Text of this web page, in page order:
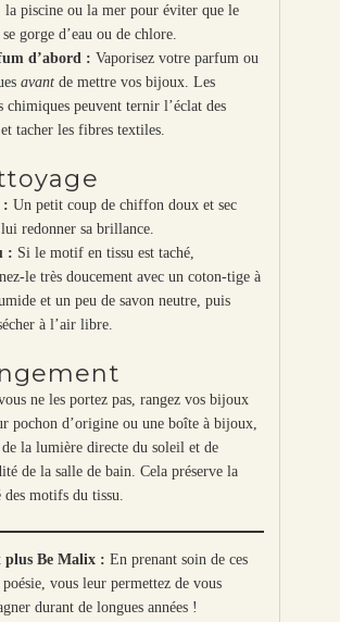
la piscine ou la mer pour éviter que le
gorge d’eau ou de chlore.
d’abord : Vaporisez votre parfum ou
avantde mettre vos bijoux. Les
chimiques peuvent ternir l’éclat des
tacher les fibres textiles.
: Un petit coup de chiffon doux et sec
redonner sa brillance.
: Si le motif en tissu est taché,
le très doucement avec un coton-tige à
et un peu de savon neutre, puis
à l’air libre.
ne les portez pas, rangez vos bijoux
pochon d’origine ou une boîte à bijoux,
la lumière directe du soleil et de
de la salle de bain. Cela préserve la
motifs du tissu.
plus Be Malix : En prenant soin de ces
vous leur permettez de vous
durant de longues années !